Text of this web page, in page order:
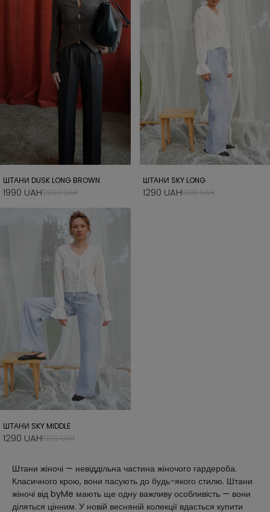
ШТАНИ DUSK LONG BROWN
1990 UAH2800 UAH
ШТАНИ SKY LONG
1290 UAH1900 UAH
ШТАНИ SKY MIDDLE
1290 UAH1900 UAH
Штани жіночі — невіддільна частина жіночого гардероба.
Класичного крою, вони пасують до будь-якого стилю. Штани
жіночі від byMe мають ще одну важливу особливість — вони
діляться цінним. У новій весняній колекції вдасться купити